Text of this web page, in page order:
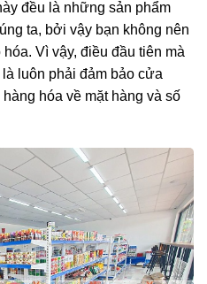
đều là những sản phẩm
ta, bởi vậy bạn không nên
Vì vậy, điều đầu tiên mà
luôn phải đảm bảo cửa
hóa về mặt hàng và số